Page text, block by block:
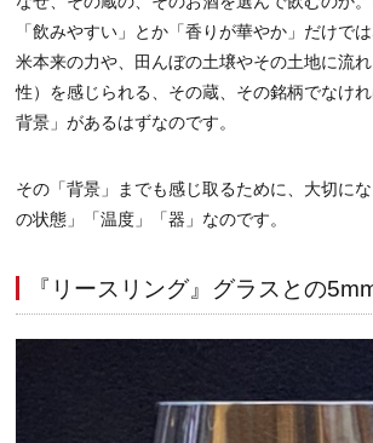
「飲みやすい」とか「香りが華やか」だけで
米本来の力や、田んぼの土壌やその土地に流
性）を感じられる、その蔵、その銘柄でなけ
背景」があるはずなのです。
その「背景」までも感じ取るために、大切に
の状態」「温度」「器」なのです。
『リースリング』グラスとの